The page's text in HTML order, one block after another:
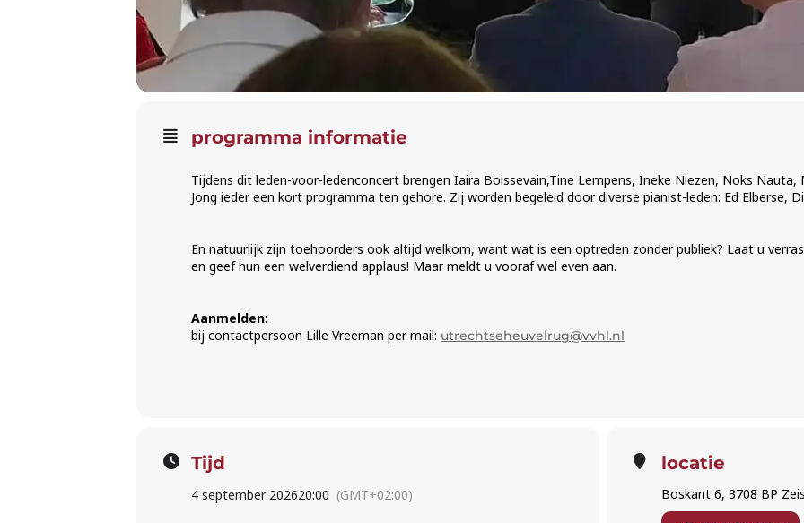
programma informatie
Tijdens dit leden-voor-ledenconcert brengen Iaira Boissevain,Tine Lempens, Ineke Niezen, Noks Nauta,
Jong ieder een kort programma ten gehore. Zij worden begeleid door diverse pianist-leden: Ed Elberse,
En natuurlijk zijn toehoorders ook altijd welkom, want wat is een optreden zonder publiek? Laat u
en geef hun een welverdiend applaus! Maar meldt u vooraf wel even aan.
Aanmelden:
bij contactpersoon Lille Vreeman per mail: utrechtseheuvelrug@vvhl.nl
Tijd
4 september 202620:00 (GMT+02:00)
locatie
Boskant 6, 3708 BP